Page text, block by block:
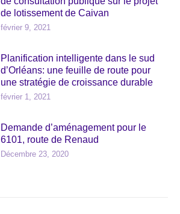
de lotissement de Caivan
février 9, 2021
Planification intelligente dans le sud
d’Orléans: une feuille de route pour
une stratégie de croissance durable
février 1, 2021
Demande d’aménagement pour le
6101, route de Renaud
Décembre 23, 2020